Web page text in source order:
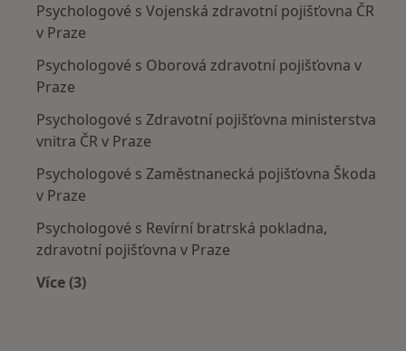
Psychologové s Vojenská zdravotní pojišťovna ČR
v Praze
Psychologové s Oborová zdravotní pojišťovna v
Praze
Psychologové s Zdravotní pojišťovna ministerstva
vnitra ČR v Praze
Psychologové s Zaměstnanecká pojišťovna Škoda
v Praze
Psychologové s Revírní bratrská pokladna,
zdravotní pojišťovna v Praze
Více (3)